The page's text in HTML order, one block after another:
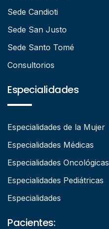
Sede Candioti
Sede San Justo
Sede Santo Tomé
Consultorios
Especialidades
Especialidades de la Mujer
Especialidades Médicas
Especialidades Oncológicas
Especialidades Pediátricas
Especialidades
Pacientes: